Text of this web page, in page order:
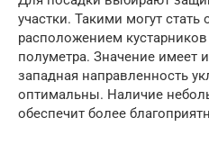
участки. Такими могут
расположением
полуметра. Значение имеет
западная направленность
оптимальны. Наличие
обеспечит более